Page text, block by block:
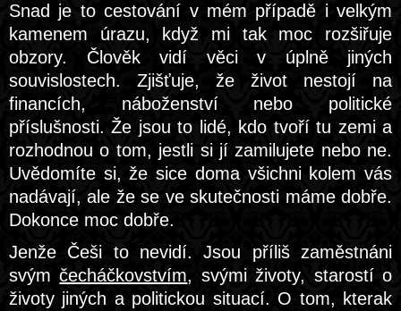
Snad je to cestování v mém případě i velkým
kamenem úrazu, když mi tak moc rozšiřuje
obzory. Člověk vidí věci v úplně jiných
souvislostech. Zjišťuje, že život nestojí na
financích, náboženství nebo politické
příslušnosti. Že jsou to lidé, kdo tvoří tu zemi a
rozhodnou o tom, jestli si jí zamilujete nebo ne.
Uvědomíte si, že sice doma všichni kolem vás
nadávají, ale že se ve skutečnosti máme dobře.
Dokonce moc dobře.
Jenže Češi to nevidí. Jsou příliš zaměstnáni
svýmčecháčkovstvím, svými životy, starostí o
životy jiných a politickou situací. O tom, kterak